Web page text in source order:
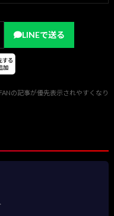
LINEで送る
の記事が優先表示されやすくなり